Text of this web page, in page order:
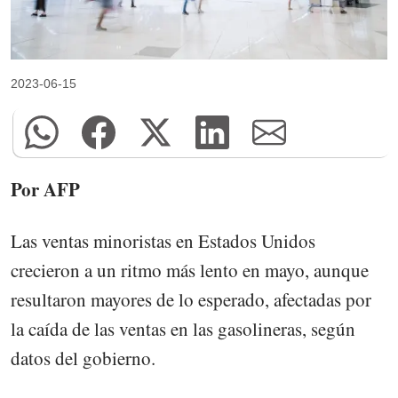
2023-06-15
Por AFP
Las ventas minoristas en Estados Unidos
crecieron a un ritmo más lento en mayo, aunque
resultaron mayores de lo esperado, afectadas por
la caída de las ventas en las gasolineras, según
datos del gobierno.